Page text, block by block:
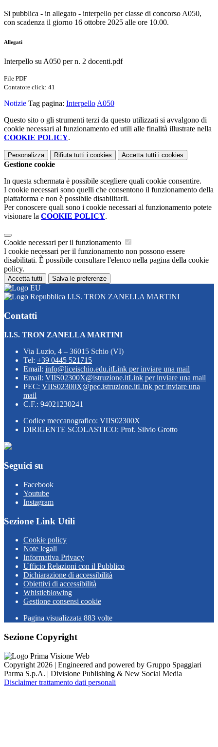
Si pubblica - in allegato - interpello per classe di concorso A050,
con scadenza il giorno 16 ottobre 2025 alle ore 10.00.
Allegati
Interpello su A050 per n. 2 docenti.pdf
File PDF
Contatore click: 41
Notizie Tag pagina: Interpello A050
Questo sito o gli strumenti terzi da questo utilizzati si avvalgono di
cookie necessari al funzionamento ed utili alle finalità illustrate nella
COOKIE POLICY.
Personalizza Rifiuta tutti i cookies Accetta tutti i cookies
Gestione cookie
In questa schermata è possibile scegliere quali cookie consentire.
I cookie necessari sono quelli che consentono il funzionamento della
piattaforma e non è possibile disabilitarli.
Per conoscere quali sono i cookie necessari al funzionamento potete
visionare la COOKIE POLICY.
Cookie necessari per il funzionamento
I cookie necessari per il funzionamento non possono essere
disabilitati. È possibile consultare l'elenco nella pagina della cookie
policy.
Accetta tutti Salva le preferenze
I.I.S. TRON ZANELLA MARTINI
Contatti
I.I.S. TRON ZANELLA MARTINI
Via Luzio, 4 – 36015 Schio (VI)
Tel: +39 0445 521715
Email: info@liceischio.edu.itLink per inviare una mail
Email: VIIS02300X@istruzione.itLink per inviare una mail
PEC: VIIS02300X@pec.istruzione.itLink per inviare una
mail
C.F.: 94021230241
Codice meccanografico: VIIS02300X
DIRIGENTE SCOLASTICO: Prof. Silvio Grotto
Seguici su
Facebook
Youtube
Instagram
Sezione Link Utili
Cookie policy
Note legali
Informativa Privacy
Ufficio Relazioni con il Pubblico
Dichiarazione di accessibilità
Obiettivi di accessibilità
Whistleblowing
Gestione consensi cookie
Pagina visualizzata 883 volte
Sezione Copyright
Copyright 2026 | Engineered and powered by Gruppo Spaggiari
Parma S.p.A. | Divisione Publishing & New Social Media
Disclaimer trattamento dati personali